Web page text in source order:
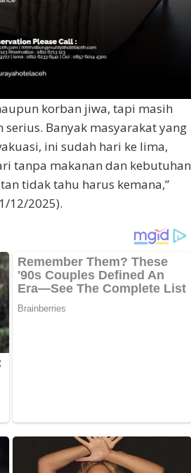
korban jiwa, tapi masih
Banyak masyarakat yang
ini sudah hari ke lima,
tanpa makanan dan kebutuhan
tidak tahu harus kemana,”
12/2025).